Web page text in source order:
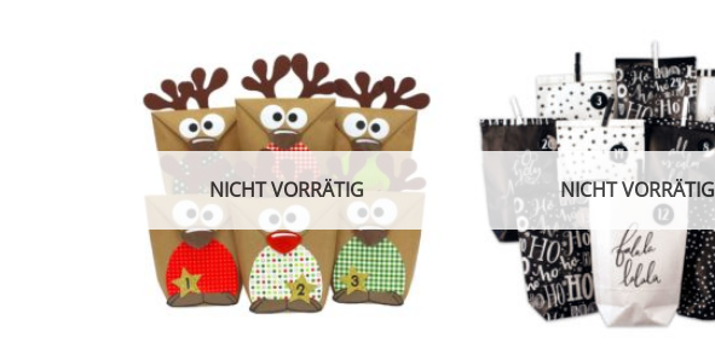
Add to
wishlist
NICHT VORRÄTIG NICHT VORRÄTIG